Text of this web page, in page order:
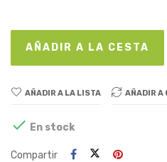
AÑADIR A LA CESTA
AÑADIR A LA LISTA AÑADIR A
 En stock
Compartir